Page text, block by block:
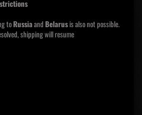
toRussiaand Belarusis also not possible.
shipping will resume